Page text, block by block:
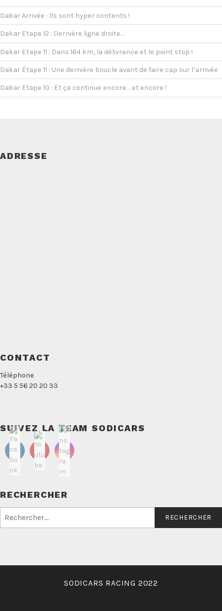
Dakar Arrivée : Ils sont hyper contents !
Dakar Etape 12 : Dernière ligne droite…
Dakar Etape 11 : Dans 164 km, la délivrance et le point stop !
Dakar Étape 11 : Une dernière boucle avant de faire cap sur l’arrivée
Dakar Etape 10 : Et ça continue encore… et encore !
ADRESSE
CONTACT
Téléphone
+33 5 56 20 20 33
SUIVEZ LA TEAM SODICARS
RECHERCHER
SODICARS RACING 2022